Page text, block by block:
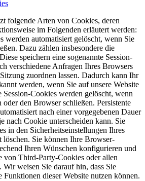
folgende Arten von Cookies, deren
im Folgenden erläutert werden:
werden automatisiert gelöscht, wenn Sie
Dazu zählen insbesondere die
speichern eine sogenannte Session-
verschiedene Anfragen Ihres Browsers
zuordnen lassen. Dadurch kann Ihr
werden, wenn Sie auf unsere Website
Cookies werden gelöscht, wenn
oder den Browser schließen. Persistente
nach einer vorgegebenen Dauer
nach Cookie unterscheiden kann. Sie
in den Sicherheitseinstellungen Ihres
löschen. Sie können Ihre Browser-
Ihren Wünschen konfigurieren und
von Third-Party-Cookies oder allen
Wir weisen Sie darauf hin, dass Sie
Funktionen dieser Website nutzen können.